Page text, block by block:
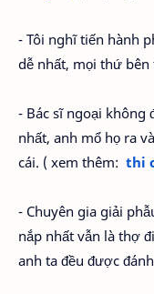
- Tôi nghĩ tiến hành
dễ nhất, mọi thứ bên
- Bác sĩ ngoại không
nhất, anh mổ họ ra
cái. ( xem thêm: thi
- Chuyên gia giải
nắp nhất vẫn là thợ
anh ta đều được